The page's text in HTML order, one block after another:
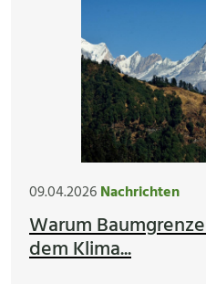
09.04.2026Nachrichten
Warum
dem Klima...